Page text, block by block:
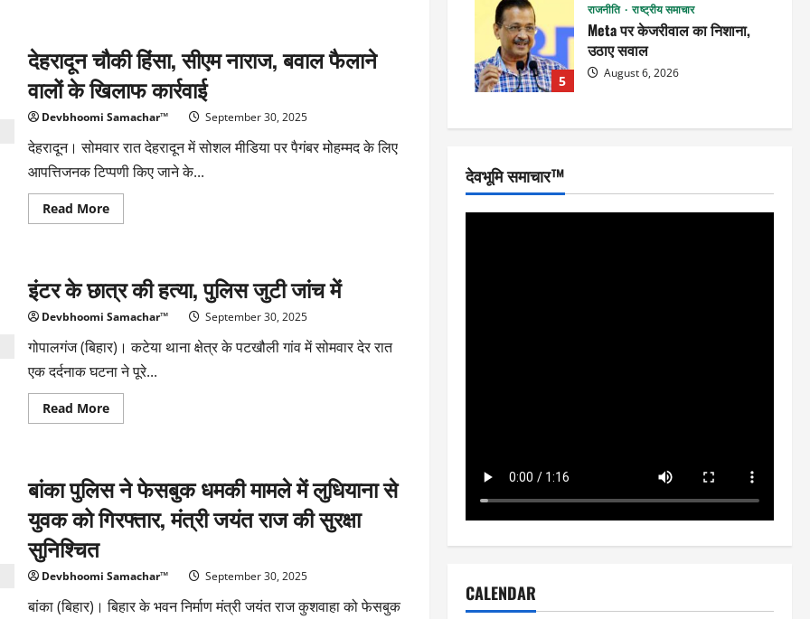
लिए
आपत्तिजनक
बाजार
और
चौकी
हंगामा
देहरादून चौकी हिंसा, सीएम नाराज, बवाल फैलाने
वालों के खिलाफ कार्रवाई
Devbhoomi Samachar™ September 30, 2025
देहरादून। सोमवार रात देहरादून में सोशल मीडिया पर पैगंबर मोहम्मद के लिए
आपत्तिजनक टिप्पणी किए जाने के...
Read MoreRead
more
सीएम
नाराज,
बवाल
फैलाने
के
खिलाफ
कार्रवाई
इंटर के छात्र की हत्या, पुलिस जुटी जांच में
Devbhoomi Samachar™ September 30, 2025
गोपालगंज (बिहार)। कटेया थाना क्षेत्र के पटखौली गांव में सोमवार देर रात
एक दर्दनाक घटना ने पूरे...
Read MoreRead
more
की
हत्या,
पुलिस
जुटी
जांच
बांका पुलिस ने फेसबुक धमकी मामले में लुधियाना से
युवक को गिरफ्तार, मंत्री जयंत राज की सुरक्षा
सुनिश्चित
Devbhoomi Samachar™ September 30, 2025
बांका (बिहार)। बिहार के भवन निर्माण मंत्री जयंत राज कुशवाहा को फेसबुक
5
राजनीति राष्ट्रीय समाचार
Meta पर केजरीवाल का निशाना,
उठाए सवाल
August 6, 2026
देवभूमि समाचार™
CALENDAR